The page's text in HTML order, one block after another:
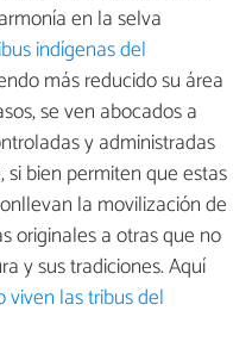
en la selva
indígenas del
más reducido su área
se ven abocados a
y administradas
bien permiten que estas
la movilización de
originales a otras que no
y sus tradiciones. Aquí
viven las tribus del